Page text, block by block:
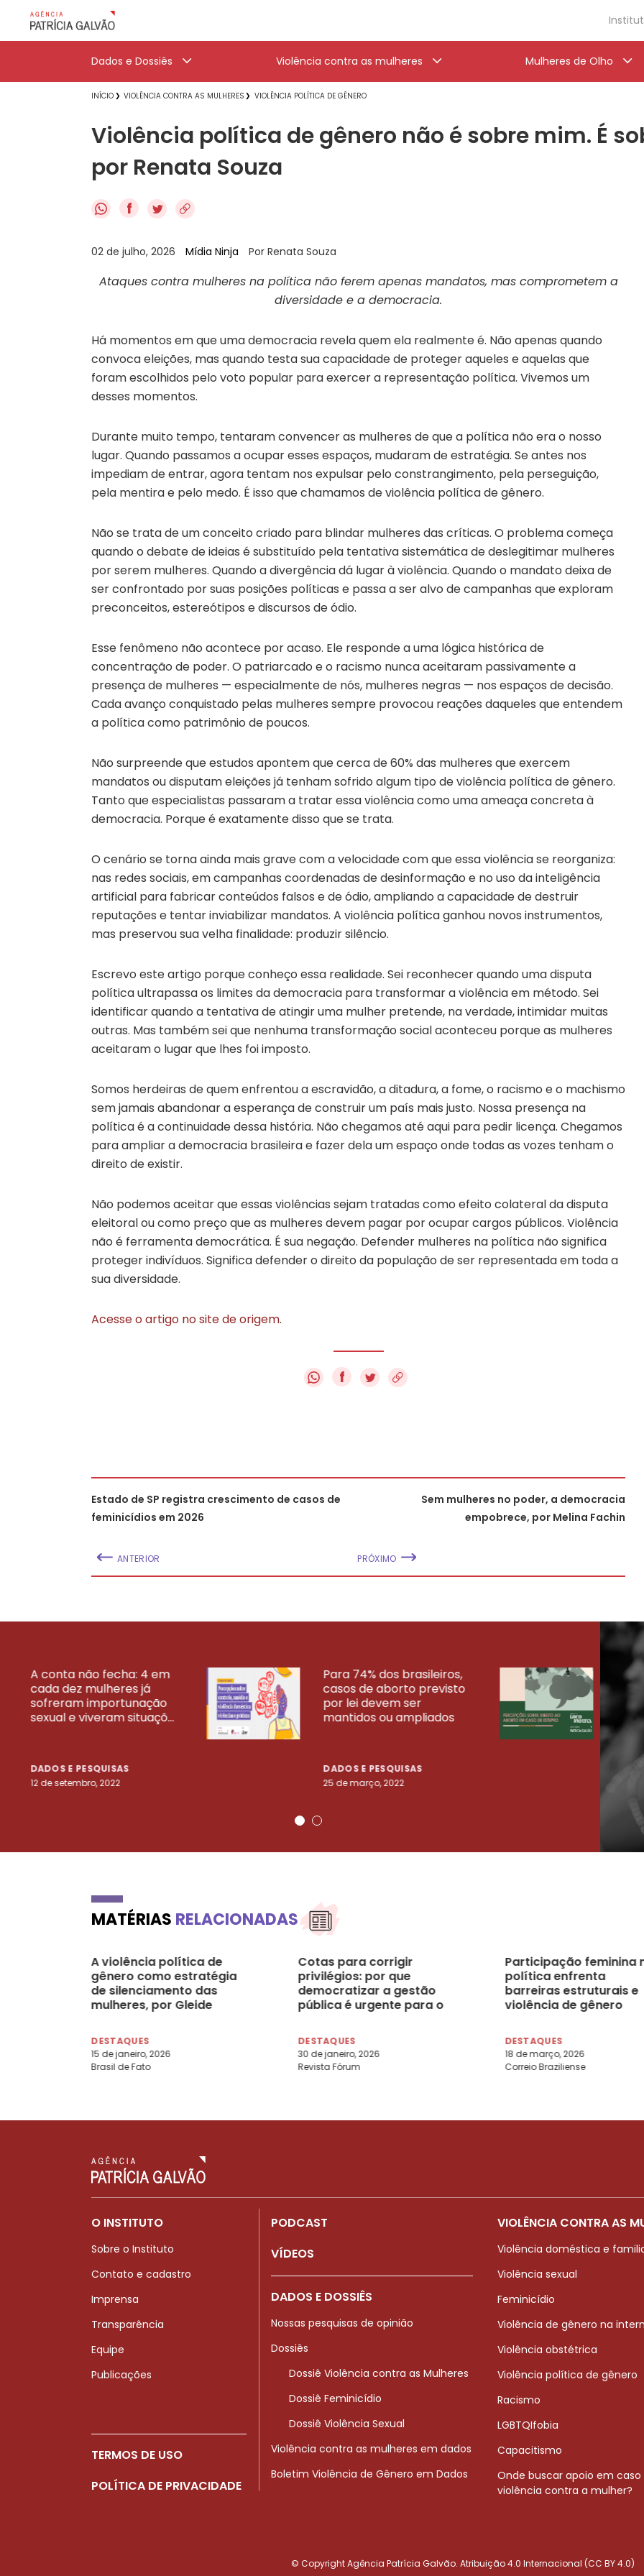
Dados e Dossiês Violência contra as mulheres Mulheres de Olho
INÍCIO VIOLÊNCIA CONTRA AS MULHERES VIOLÊNCIA POLÍTICA DE GÊNERO
Violência política de gênero não é sobre mim. É
por Renata Souza
f
02 de julho, 2026 Mídia Ninja Por Renata Souza
Ataques contra mulheres na política não ferem apenas mandatos, mas comprometem a
diversidade e a democracia.
Há momentos em que uma democracia revela quem ela realmente é. Não apenas quando
convoca eleições, mas quando testa sua capacidade de proteger aqueles e aquelas que
foram escolhidos pelo voto popular para exercer a representação política. Vivemos um
desses momentos.
Durante muito tempo, tentaram convencer as mulheres de que a política não era o nosso
lugar. Quando passamos a ocupar esses espaços, mudaram de estratégia. Se antes nos
impediam de entrar, agora tentam nos expulsar pelo constrangimento, pela perseguição,
pela mentira e pelo medo. É isso que chamamos de violência política de gênero.
Não se trata de um conceito criado para blindar mulheres das críticas. O problema começa
quando o debate de ideias é substituído pela tentativa sistemática de deslegitimar mulheres
por serem mulheres. Quando a divergência dá lugar à violência. Quando o mandato deixa de
ser confrontado por suas posições políticas e passa a ser alvo de campanhas que exploram
preconceitos, estereótipos e discursos de ódio.
Esse fenômeno não acontece por acaso. Ele responde a uma lógica histórica de
concentração de poder. O patriarcado e o racismo nunca aceitaram passivamente a
presença de mulheres — especialmente de nós, mulheres negras — nos espaços de decisão.
Cada avanço conquistado pelas mulheres sempre provocou reações daqueles que entendem
a política como patrimônio de poucos.
Não surpreende que estudos apontem que cerca de 60% das mulheres que exercem
mandatos ou disputam eleições já tenham sofrido algum tipo de violência política de gênero.
Tanto que especialistas passaram a tratar essa violência como uma ameaça concreta à
democracia. Porque é exatamente disso que se trata.
O cenário se torna ainda mais grave com a velocidade com que essa violência se reorganiza:
nas redes sociais, em campanhas coordenadas de desinformação e no uso da inteligência
artificial para fabricar conteúdos falsos e de ódio, ampliando a capacidade de destruir
reputações e tentar inviabilizar mandatos. A violência política ganhou novos instrumentos,
mas preservou sua velha finalidade: produzir silêncio.
Escrevo este artigo porque conheço essa realidade. Sei reconhecer quando uma disputa
política ultrapassa os limites da democracia para transformar a violência em método. Sei
identificar quando a tentativa de atingir uma mulher pretende, na verdade, intimidar muitas
outras. Mas também sei que nenhuma transformação social aconteceu porque as mulheres
aceitaram o lugar que lhes foi imposto.
Somos herdeiras de quem enfrentou a escravidão, a ditadura, a fome, o racismo e o machismo
sem jamais abandonar a esperança de construir um país mais justo. Nossa presença na
política é a continuidade dessa história. Não chegamos até aqui para pedir licença. Chegamos
para ampliar a democracia brasileira e fazer dela um espaço onde todas as vozes tenham o
direito de existir.
Não podemos aceitar que essas violências sejam tratadas como efeito colateral da disputa
eleitoral ou como preço que as mulheres devem pagar por ocupar cargos públicos. Violência
não é ferramenta democrática. É sua negação. Defender mulheres na política não significa
proteger indivíduos. Significa defender o direito da população de ser representada em toda a
sua diversidade.
Acesse o artigo no site de origem.
f
Estado de SP registra crescimento de casos de
feminicídios em 2026
ANTERIOR
Sem mulheres no poder, a democracia
empobrece, por Melina Fachin
PRÓXIMO
A conta não fecha: 4 em
cada dez mulheres já
sofreram importunação
sexual e viveram situaçõ...
DADOS E PESQUISAS
12 de setembro, 2022
Para 74% dos brasileiros,
casos de aborto previsto
por lei devem ser
mantidos ou ampliados
DADOS E PESQUISAS
25 de março, 2022
23
VEJA MAIS PESQUISAS
MATÉRIAS RELACIONADAS
A violência política de
gênero como estratégia
de silenciamento das
mulheres, por Gleide
DESTAQUES
15 de janeiro, 2026
Brasil de Fato
Cotas para corrigir
privilégios: por que
democratizar a gestão
pública é urgente para o
Chantal e Esther Leblanc
DESTAQUES
30 de janeiro, 2026
Revista Fórum
Participação feminina
política enfrenta
barreiras estruturais e
violência de gênero
DESTAQUES
18 de março, 2026
Correio Braziliense
O INSTITUTO
Sobre o Instituto
Contato e cadastro
Imprensa
Transparência
Equipe
Publicações
TERMOS DE USO
POLÍTICA DE PRIVACIDADE
PODCAST
VÍDEOS
DADOS E DOSSIÊS
Nossas pesquisas de opinião
Dossiês
Dossiê Violência contra as Mulheres
Dossiê Feminicídio
Dossiê Violência Sexual
Violência contra as mulheres em dados
Boletim Violência de Gênero em Dados
VIOLÊNCIA CONTRA AS
Violência doméstica e
Violência sexual
Feminicídio
Violência de gênero na
Violência obstétrica
Violência política de gênero
Racismo
LGBTQIfobia
Capacitismo
Onde buscar apoio em caso
violência contra a mulher?
© Copyright Agência Patrícia Galvão. Atribuição 4.0 Internacional (CC BY 4.0)